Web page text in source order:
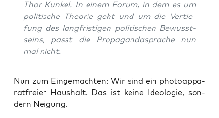
Thor Kun­kel. In einem Forum, in dem es um
poli­ti­sche Theo­rie geht und um die Ver­tie­
fung des lang­fris­ti­gen poli­ti­schen Bewusst­
seins, passt die Pro­pa­gan­da­spra­che nun
mal nicht.
Nun zum Ein­ge­mach­ten: Wir sind ein pho­to­ap­pa­
rat­frei­er Haus­halt. Das ist kei­ne Ideo­lo­gie, son­
dern Neigung.